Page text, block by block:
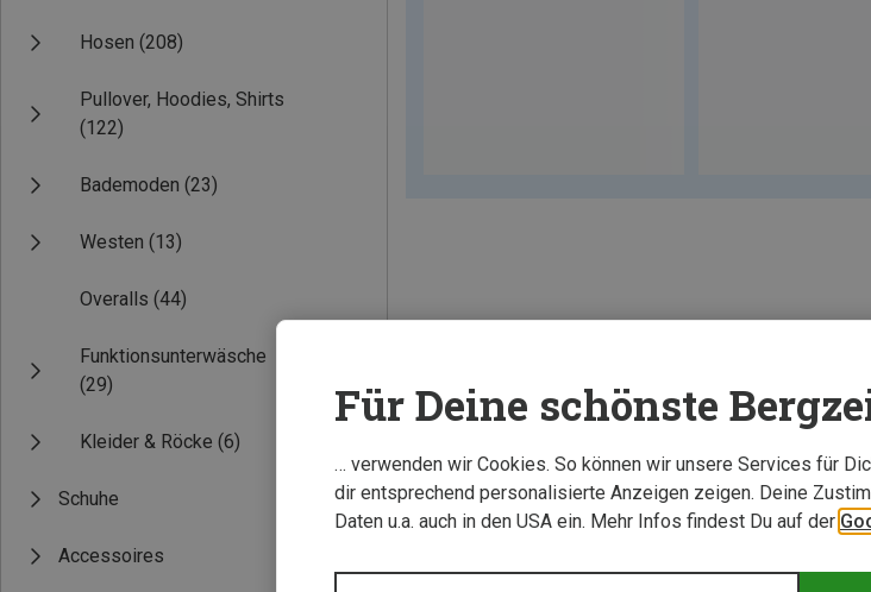
Hosen (208)
Pullover, Hoodies, Shirts
(122)
Bademoden (23)
Westen (13)
Overalls (44)
Funktionsunterwäsche
(29)
Kleider & Röcke (6)
Schuhe
Accessoires
Für Deine schönste
… verwenden wir Cookies. So können wir unsere Services für
dir entsprechend personalisierte Anzeigen zeigen. Deine
Daten u.a. auch in den USA ein. Mehr Infos findest Du auf der